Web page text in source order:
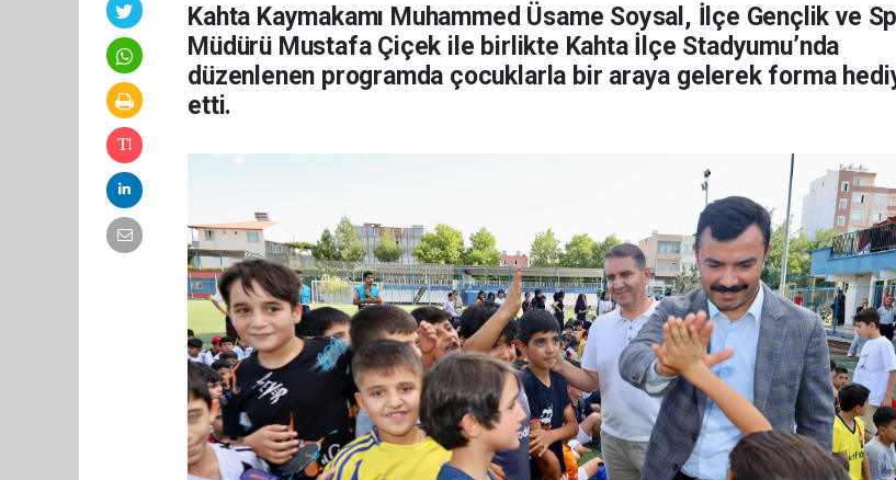
Kahta Kaymakamı Muhammed Üsame Soysal, İlçe Gençlik ve
Müdürü Mustafa Çiçek ile birlikte Kahta İlçe Stadyumu’nda
düzenlenen programda çocuklarla bir araya gelerek forma
etti.